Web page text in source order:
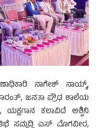
ನಾಗೇಶ್ ನಾಯ್ಕ್,
ಜನತಾ ಪ್ರೌಢ ಶಾಲೆಯ
ಕಲಾವಿದೆ ಅಶ್ವಿನಿ
ಸಮೃದ್ದಿ ಎಸ್ ಮೊಗವೀರ,